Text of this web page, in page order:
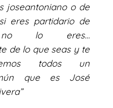
joseantoniano o de
eres partidario de
lo eres…
de lo que seas y te
todos un
que es José